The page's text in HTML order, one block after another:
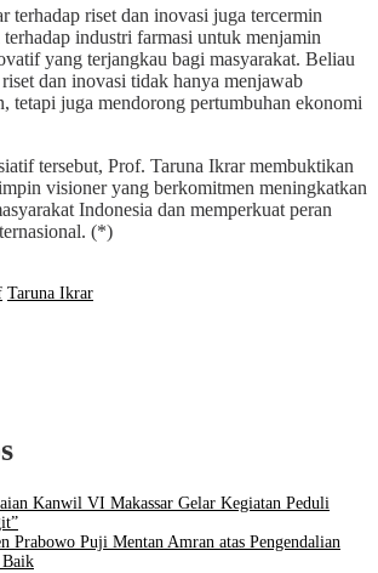
terhadap riset dan inovasi juga tercermin
industri farmasi untuk menjamin
yang terjangkau bagi masyarakat. Beliau
dan inovasi tidak hanya menjawab
tetapi juga mendorong pertumbuhan ekonomi
tersebut, Prof. Taruna Ikrar membuktikan
visioner yang berkomitmen meningkatkan
Indonesia dan memperkuat peran
(*)
Taruna Ikrar
Kanwil VI Makassar Gelar Kegiatan Peduli
Prabowo Puji Mentan Amran atas Pengendalian
Baik